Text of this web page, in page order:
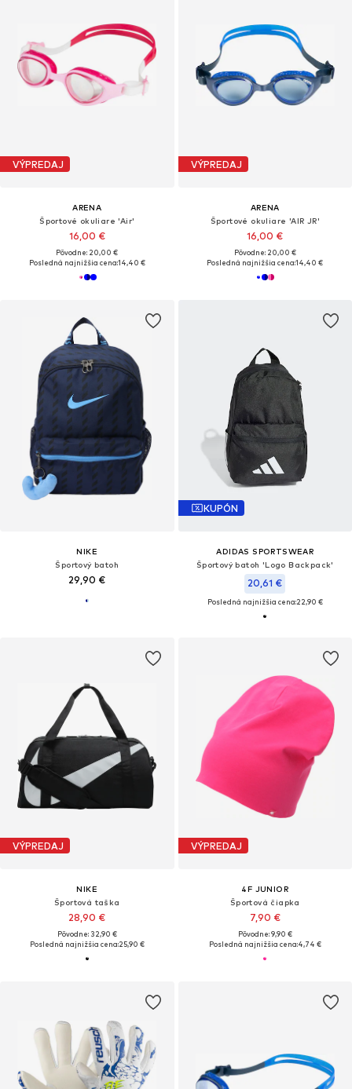
VÝPREDAJ
ARENA
Športové okuliare 'Air'
16,00 €
Pôvodne: 20,00 €
Posledná najnižšia cena:14,40 €
VÝPREDAJ
ARENA
Športové okuliare 'AIR JR'
16,00 €
Pôvodne: 20,00 €
Posledná najnižšia cena:14,40 €
NIKE
Športový batoh
29,90 €
KUPÓN
ADIDAS SPORTSWEAR
Športový batoh 'Logo Backpack'
20,61 €
Posledná najnižšia cena:22,90 €
VÝPREDAJ
NIKE
Športová taška
28,90 €
Pôvodne: 32,90 €
Posledná najnižšia cena:25,90 €
VÝPREDAJ
4F JUNIOR
Športová čiapka
7,90 €
Pôvodne: 9,90 €
Posledná najnižšia cena:4,74 €